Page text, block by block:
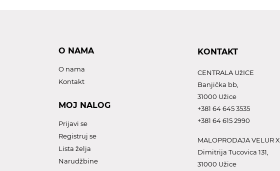
O NAMA
O nama
Kontakt
MOJ NALOG
Prijavi se
Registruj se
Lista želja
Narudžbine
KONTAKT
CENTRALA UžICE
Banjička bb,
31000 Užice
+381 64 645 3535
+381 64 615 2990
MALOPRODAJA VELUR X
Dimitrija Tucovica 131,
31000 Užice